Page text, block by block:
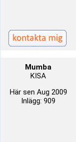
Mumba
KISA
Här sen Aug 2009
Inlägg: 909